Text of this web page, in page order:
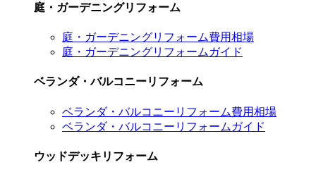
庭・ガーデニングリフォーム
庭・ガーデニングリフォーム費用相場
庭・ガーデニングリフォームガイド
ベランダ・バルコニーリフォーム
ベランダ・バルコニーリフォーム費用相場
ベランダ・バルコニーリフォームガイド
ウッドデッキリフォーム